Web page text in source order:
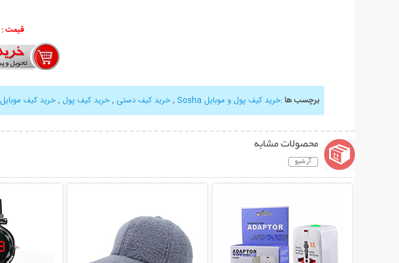
قیمت :
برچسب ها:خرید کیف پول و موبایل Sosha ,خرید کیف دستی ,خرید کیف پول ,خرید کیف موبایل
محصولات مشابه
آرشیو